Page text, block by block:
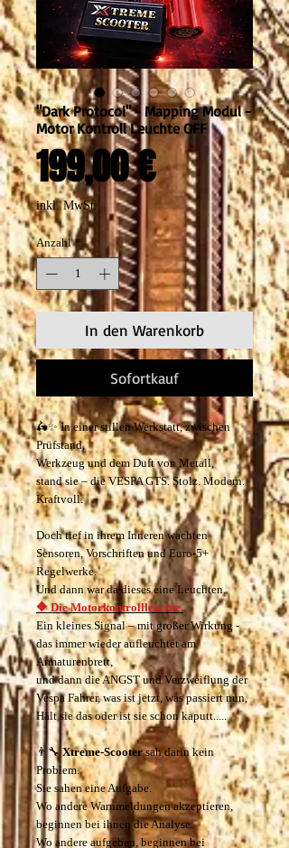
"Dark Protocol" - Mapping Modul -
Motor Kontroll Leuchte OFF
199,00 €Preis
inkl. MwSt.
Anzahl *
In den Warenkorb
Sofortkauf
🛵✨ In einer stillen Werkstatt, zwischen
Prüfstand,
Werkzeug und dem Duft von Metall,
stand sie – die VESPA GTS. Stolz. Modern.
Kraftvoll.
Doch tief in ihrem Inneren wachten
Sensoren, Vorschriften und Euro-5+
Regelwerke.
Und dann war da dieses eine Leuchten.
🔶 Die Motorkontrollleuchte.
Ein kleines Signal – mit großer Wirkung -
das immer wieder aufleuchtet am
Armaturenbrett,
und dann die ANGST und Verzweiflung der
Vespa Fahrer, was ist jetzt, was passiert nun,
Hält sie das oder ist sie schon kaputt.....
👨‍🔧 Xtreme-Scootersah darin kein
Problem.
Sie sahen eine Aufgabe.
Wo andere Warnmeldungen akzeptieren,
beginnen bei ihnen die Analyse.
Wo andere aufgeben, beginnen bei